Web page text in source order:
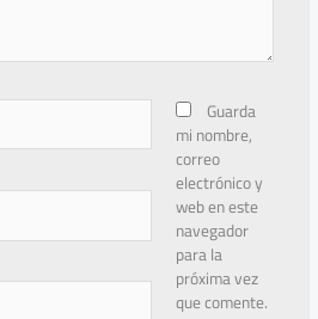
Guarda
mi nombre,
correo
electrónico y
web en este
navegador
para la
próxima vez
que comente.